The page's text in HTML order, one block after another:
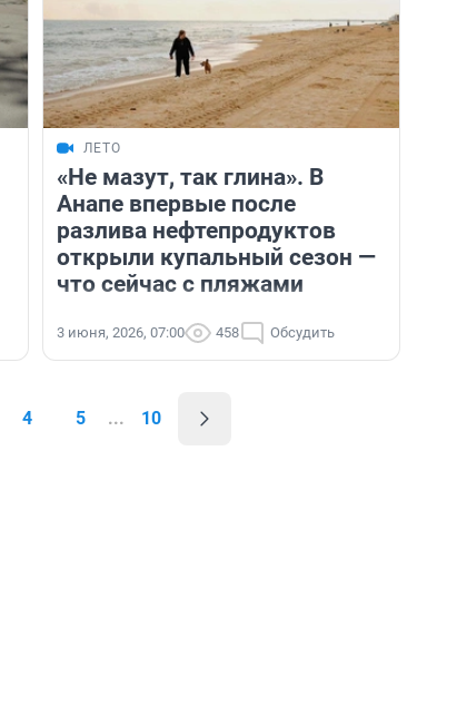
ЛЕТО
«Не мазут, так глина». В
Анапе впервые после
разлива нефтепродуктов
открыли купальный сезон —
что сейчас с пляжами
3 июня, 2026, 07:00 458 Обсудить
4 5 ... 10